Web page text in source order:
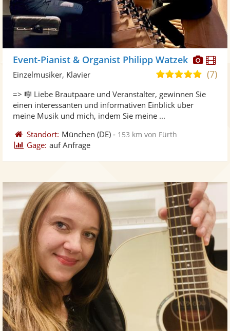
Fotos
Event-Pianist & Organist Philipp Watzek
5,0
5
(7)
Einzelmusiker, Klavier
=> 🎼 Liebe Brautpaare und Veranstalter, gewinnen Sie
einen interessanten und informativen Einblick über
meine Musik und mich, indem Sie meine ...
Standort: München (DE) - 153 km von Fürth
Gage: auf Anfrage